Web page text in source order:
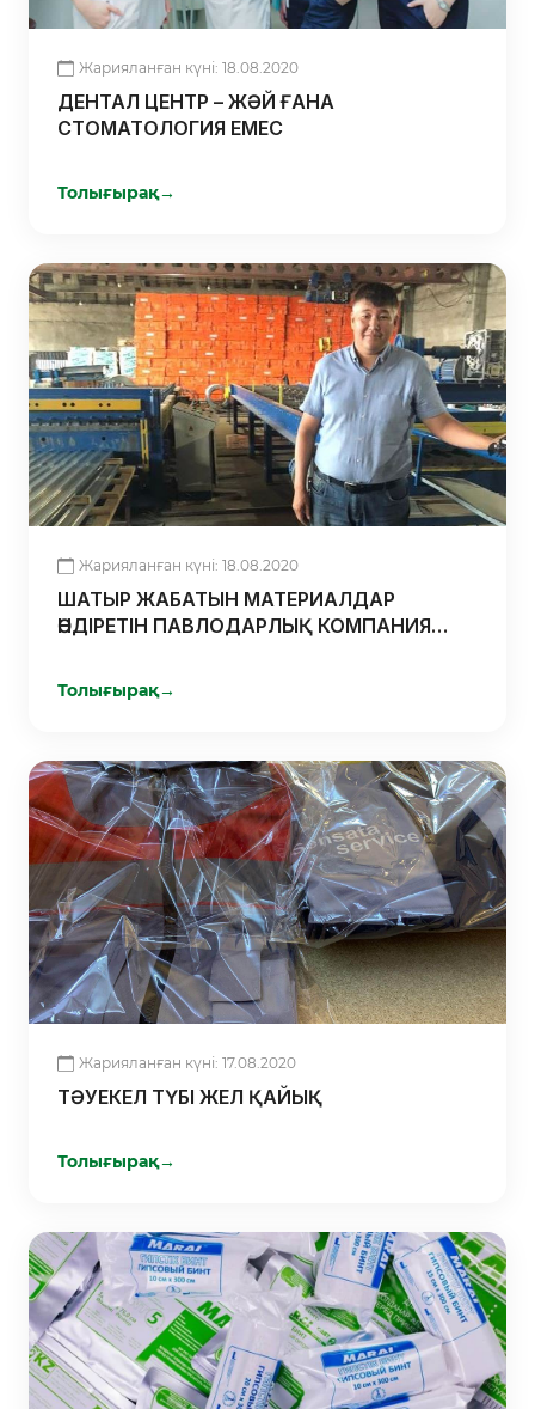
Жарияланған күні: 18.08.2020
ДЕНТАЛ ЦЕНТР – ЖӘЙ ҒАНА
СТОМАТОЛОГИЯ ЕМЕС
Толығырақ→
Жарияланған күні: 18.08.2020
ШАТЫР ЖАБАТЫН МАТЕРИАЛДАР
ӨНДІРЕТІН ПАВЛОДАРЛЫҚ КОМПАНИЯ
Толығырақ→
Жарияланған күні: 17.08.2020
ТӘУЕКЕЛ ТҮБІ ЖЕЛ ҚАЙЫҚ
Толығырақ→